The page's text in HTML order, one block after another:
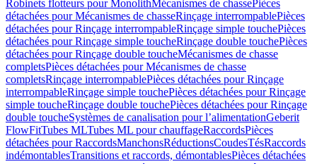
Robinets flotteurs pour MonolithMécanismes de chassePièces
détachées pour Mécanismes de chasseRinçage interrompablePièces
détachées pour Rinçage interrompableRinçage simple touchePièces
détachées pour Rinçage simple toucheRinçage double touchePièces
détachées pour Rinçage double toucheMécanismes de chasse
completsPièces détachées pour Mécanismes de chasse
completsRinçage interrompablePièces détachées pour Rinçage
interrompableRinçage simple touchePièces détachées pour Rinçage
simple toucheRinçage double touchePièces détachées pour Rinçage
double toucheSystèmes de canalisation pour l’alimentationGeberit
FlowFitTubes MLTubes ML pour chauffageRaccordsPièces
détachées pour RaccordsManchonsRéductionsCoudesTésRaccords
indémontablesTransitions et raccords, démontablesPièces détachées